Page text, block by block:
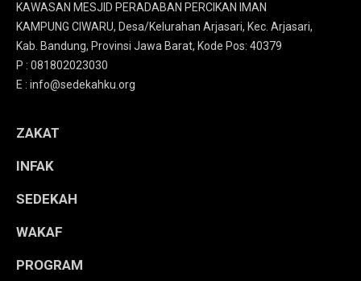
KAWASAN MESJID PERADABAN PERCIKAN IMAN
KAMPUNG CIWARU, Desa/Kelurahan Arjasari, Kec. Arjasari,
Kab. Bandung, Provinsi Jawa Barat, Kode Pos: 40379
P : 081802023030
E : info@sedekahku.org
ZAKAT
INFAK
SEDEKAH
WAKAF
PROGRAM